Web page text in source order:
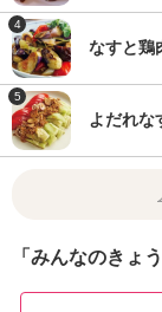
4
なすと鶏
5
よだれな
「みんなのきょ